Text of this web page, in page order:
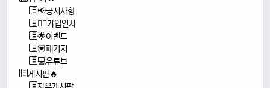
📢공지사항
🙇‍♂️가입인사
🌟이벤트
💟패키지
💻유튜브
게시판🔥